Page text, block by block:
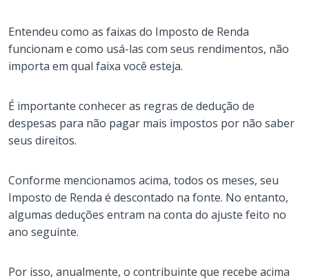
Entendeu como as faixas do Imposto de Renda
funcionam e como usá-las com seus rendimentos, não
importa em qual faixa você esteja.
É importante conhecer as regras de dedução de
despesas para não pagar mais impostos por não saber
seus direitos.
Conforme mencionamos acima, todos os meses, seu
Imposto de Renda é descontado na fonte. No entanto,
algumas deduções entram na conta do ajuste feito no
ano seguinte.
Por isso, anualmente, o contribuinte que recebe acima